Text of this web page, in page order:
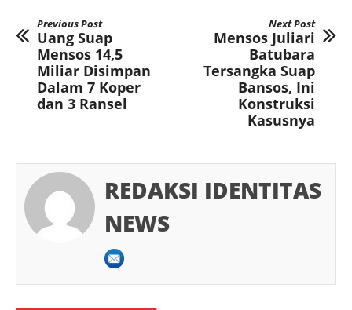
Previous Post
Uang Suap
Mensos 14,5
Miliar Disimpan
Dalam 7 Koper
dan 3 Ransel
Next Post
Mensos Juliari
Batubara
Tersangka Suap
Bansos, Ini
Konstruksi
Kasusnya
REDAKSI IDENTITAS
NEWS